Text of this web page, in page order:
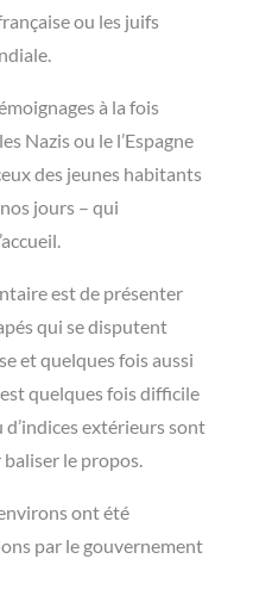
ou les juifs
à la fois
Nazis ou le l’Espagne
des jeunes habitants
jours – qui
est de présenter
qui se disputent
et quelques fois aussi
quelques fois difficile
extérieurs sont
le propos.
ont été
par le gouvernement